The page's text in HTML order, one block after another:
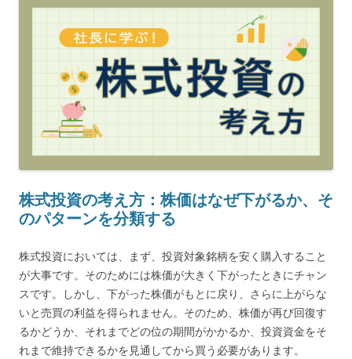
株式投資の考え方：株価はなぜ下がるか、そ
のパターンを分類する
株式投資においては、まず、投資対象銘柄を安く購入すること
が大事です。そのためには株価が大きく下がったときにチャン
スです。しかし、下がった株価がもとに戻り、さらに上がらな
いと売買の利益を得られません。そのため、株価が再び回復す
るかどうか、それまでどの位の期間がかかるか、投資資金をそ
れまで維持できるかを見通してから買う必要があります。